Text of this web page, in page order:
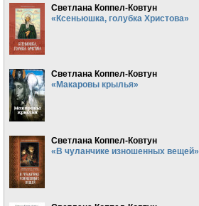
Светлана Коппел-Ковтун
«Ксеньюшка, голубка Христова»
Светлана Коппел-Ковтун
«Макаровы крылья»
Светлана Коппел-Ковтун
«В чуланчике изношенных вещей»